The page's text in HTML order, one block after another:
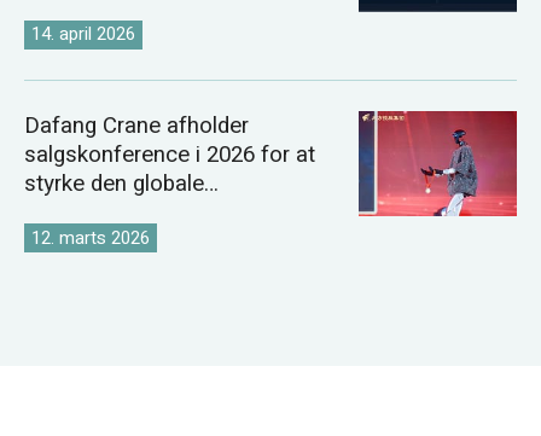
14. april 2026
Dafang Crane afholder
salgskonference i 2026 for at
styrke den globale
12. marts 2026